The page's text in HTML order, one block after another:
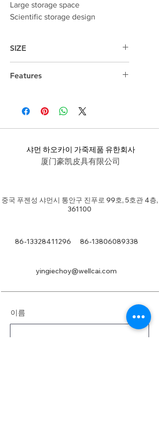
Large storage space
Scientific storage design
SIZE
Features
샤먼 하오카이 가죽제품 유한회사
厦门豪凯皮具有限公司
중국 푸젠성 샤먼시 통안구 진푸로 99호, 5호관 4층,
361100
86-13328411296 86-13806089338
yingiechoy@wellcai.com
이름